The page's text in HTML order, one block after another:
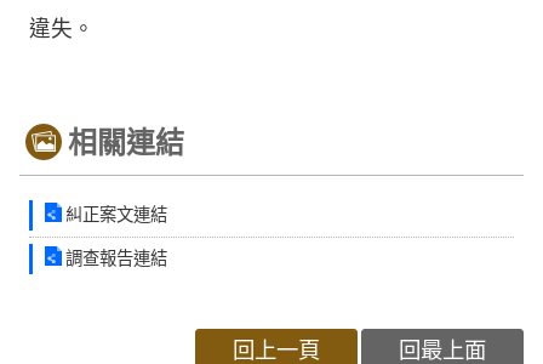
違失。
相關連結
糾正案文連結
調查報告連結
回上一頁 回最上面